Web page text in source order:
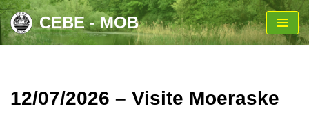
Aller
CEBE - MOB
12/07/2026 – Visite Moeraske